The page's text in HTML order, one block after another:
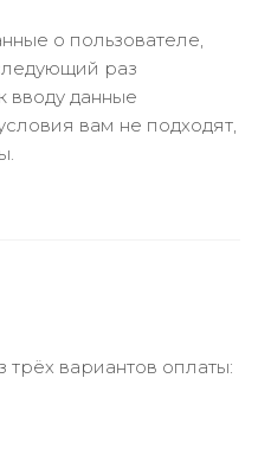
о пользователе,
раз
вводу данные
вам не подходят,
вариантов оплаты: